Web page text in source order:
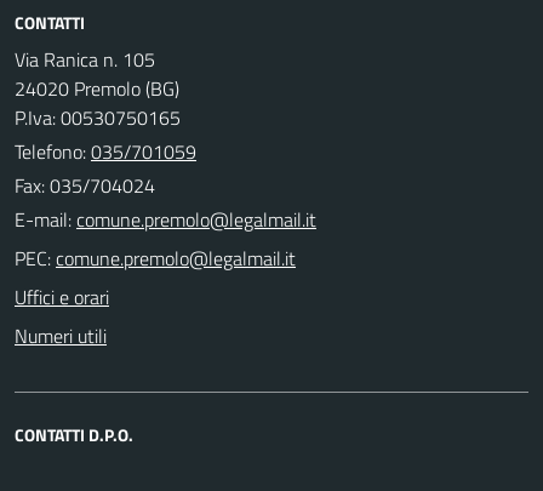
CONTATTI
Via Ranica n. 105
24020 Premolo (BG)
P.Iva: 00530750165
Telefono:035/701059
Fax: 035/704024
E-mail:
PEC:
Uffici e orari
Numeri utili
CONTATTI D.P.O.